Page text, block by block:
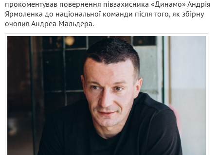
прокоментував повернення півзахисника «Динамо» Андрія
Ярмоленка до національної команди після того, як збірну
очолив Андреа Мальдера.